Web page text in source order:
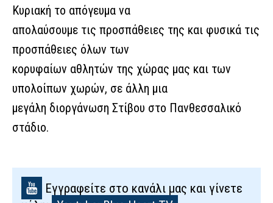
Κυριακή το απόγευμα να
απολαύσουμε τις προσπάθειες της και φυσικά τις
προσπάθειες όλων των
κορυφαίων αθλητών της χώρας μας και των
υπολοίπων χωρών, σε άλλη μια
μεγάλη διοργάνωση Στίβου στο Πανθεσσαλικό
στάδιο.
Εγγραφείτε στο κανάλι μας και γίνετε